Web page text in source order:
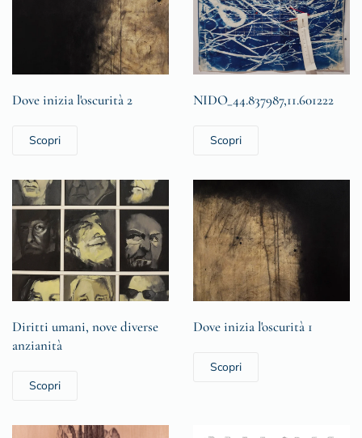
Dove inizia l'oscurità 2
Scopri
NIDO_44.837987,11.601222
Scopri
Diritti umani, nove diverse
anzianità
Scopri
Dove inizia l'oscurità 1
Scopri